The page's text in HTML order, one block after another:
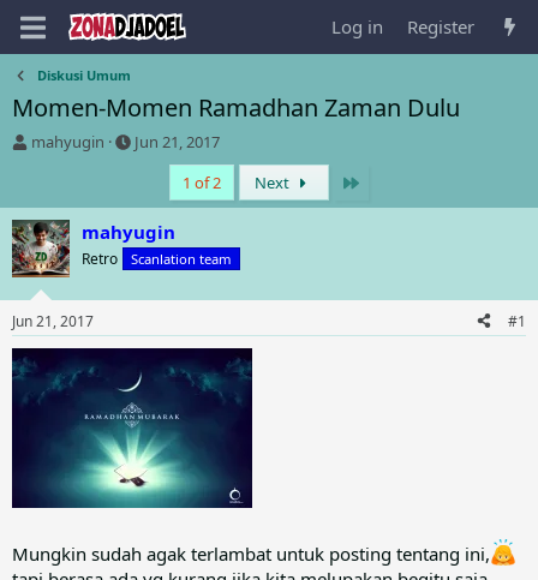
Log in Register
Diskusi Umum
Momen-Momen Ramadhan Zaman Dulu
T
e
a
d
s
t
a
r
t
r
mahyugin
S
r
t
d
a
Jun 21, 2017
1 of 2
Next
mahyugin
Retro Scanlation team
Jun 21, 2017 #1
Mungkin sudah agak terlambat untuk posting tentang ini,